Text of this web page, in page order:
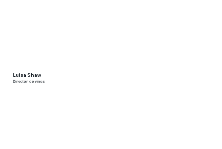
Luisa Shaw
Director de vinos